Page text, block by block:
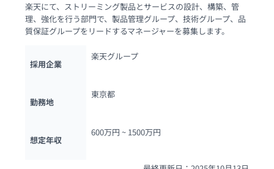
楽天にて、ストリーミング製品とサービスの設計、構築、管
理、強化を行う部門で、製品管理グループ、技術グループ、品
質保証グループをリードするマネージャーを募集します。
採用企業
楽天グループ
勤務地
東京都
想定年収
600万円 ~ 1500万円